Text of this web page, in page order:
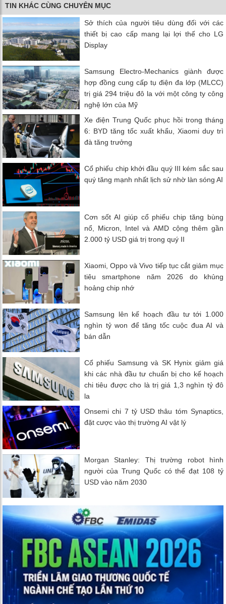
TIN KHÁC CÙNG CHUYÊN MỤC
Sở thích của người tiêu dùng đối với các
thiết bị cao cấp mang lại lợi thế cho LG
Display
Samsung Electro-Mechanics giành được
hợp đồng cung cấp tụ điện đa lớp (MLCC)
trị giá 294 triệu đô la với một công ty công
nghệ lớn của Mỹ
Xe điện Trung Quốc phục hồi trong tháng
6: BYD tăng tốc xuất khẩu, Xiaomi duy trì
đà tăng trưởng
Cổ phiếu chip khởi đầu quý III kém sắc sau
quý tăng mạnh nhất lịch sử nhờ làn sóng AI
Cơn sốt AI giúp cổ phiếu chip tăng bùng
nổ, Micron, Intel và AMD cộng thêm gần
2.000 tỷ USD giá trị trong quý II
Xiaomi, Oppo và Vivo tiếp tục cắt giảm mục
tiêu smartphone năm 2026 do khủng
hoảng chip nhớ
Samsung lên kế hoạch đầu tư tới 1.000
nghìn tỷ won để tăng tốc cuộc đua AI và
bán dẫn
Cổ phiếu Samsung và SK Hynix giảm giá
khi các nhà đầu tư chuẩn bị cho kế hoạch
chi tiêu được cho là trị giá 1,3 nghìn tỷ đô
la
Onsemi chi 7 tỷ USD thâu tóm Synaptics,
đặt cược vào thị trường AI vật lý
Morgan Stanley: Thị trường robot hình
người của Trung Quốc có thể đạt 108 tỷ
USD vào năm 2030